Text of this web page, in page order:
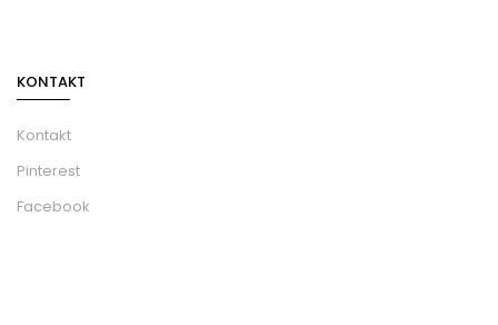
KONTAKT
Kontakt
Pinterest
Facebook